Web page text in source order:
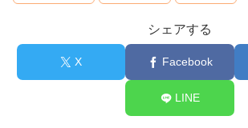
シェアする
X Facebook
LINE